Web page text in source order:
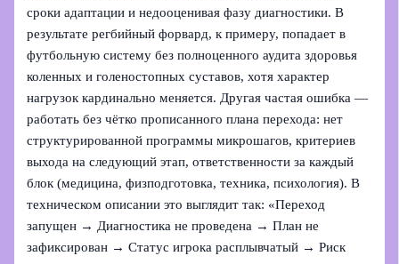
сроки адаптации и недооценивая фазу диагностики. В
результате регбийный форвард, к примеру, попадает в
футбольную систему без полноценного аудита здоровья
коленных и голеностопных суставов, хотя характер
нагрузок кардинально меняется. Другая частая ошибка —
работать без чётко прописанного плана перехода: нет
структурированной программы микрошагов, критериев
выхода на следующий этап, ответственности за каждый
блок (медицина, физподготовка, техника, психология). В
техническом описании это выглядит так: «Переход
запущен → Диагностика не проведена → План не
зафиксирован → Статус игрока расплывчатый → Риск